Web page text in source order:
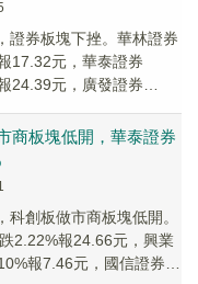
證券板塊下挫。華林證券
17.32元，華泰證券
24.39元，廣發證券
商板塊低開，華泰證券
創板做市商板塊低開。
2.22%報24.66元，興業
報7.46元，國信證券